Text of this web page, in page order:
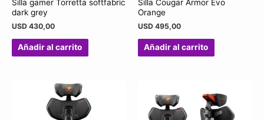
Silla gamer Torretta softfabric
dark grey
USD 430,00
Añadir al carrito
Silla Cougar Armor Evo
Orange
USD 495,00
Añadir al carrito